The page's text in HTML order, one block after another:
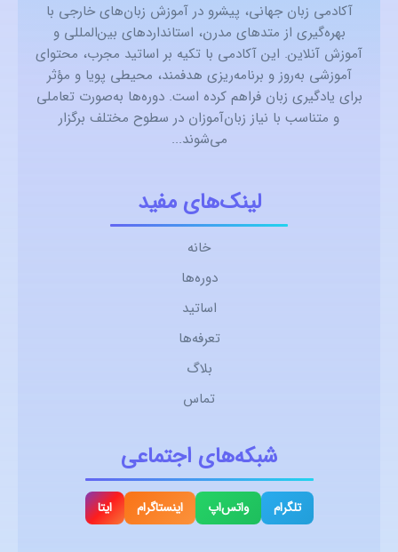
آکادمی زبان جهانی، پیشرو در آموزش زبان‌های خارجی با
بهره‌گیری از متدهای مدرن، استانداردهای بین‌المللی و
آموزش آنلاین. این آکادمی با تکیه بر اساتید مجرب، محتوای
آموزشی به‌روز و برنامه‌ریزی هدفمند، محیطی پویا و مؤثر
برای یادگیری زبان فراهم کرده است. دوره‌ها به‌صورت تعاملی
و متناسب با نیاز زبان‌آموزان در سطوح مختلف برگزار
می‌شوند...
لینک‌های مفید
خانه
دوره‌ها
اساتید
تعرفه‌ها
بلاگ
تماس
شبکه‌های اجتماعی
تلگرام واتس‌اپ اینستاگرام ایتا